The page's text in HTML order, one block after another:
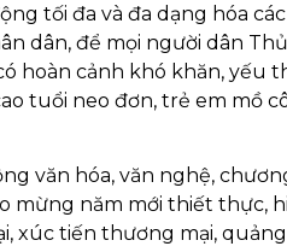
tối đa và đa dạng hóa
dân, để mọi người dân
hoàn cảnh khó khăn, yếu
tuổi neo đơn, trẻ em mồ
văn hóa, văn nghệ,
mừng năm mới thiết thực,
xúc tiến thương mại,